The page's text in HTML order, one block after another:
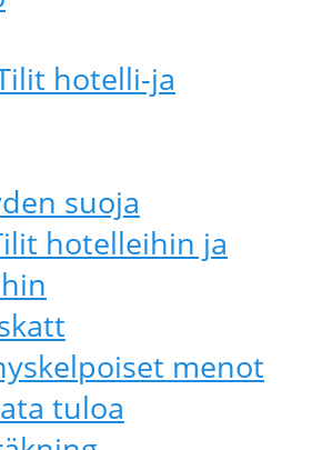
hotelli-ja
suoja
hotelleihin ja
menot
tuloa